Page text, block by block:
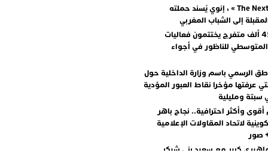
مع « The Next Ad » ، إنوي يُسند حملته
إلى الشباب المغربي
أكثر من 45 ألف متفرج يختتمون فعاليات
المتوسطي للناظور في أجواء
الرسمي باسم وزارة الداخلية حول
عرفتها مؤخرا نقاط العبور المؤدية
سبتة ومليلية
أقوى وأكثر احترافية.. نجاح باهر
لاتحاد المقاولات الإعلامية
+ صور
كبير مع سعيد بني شيكر